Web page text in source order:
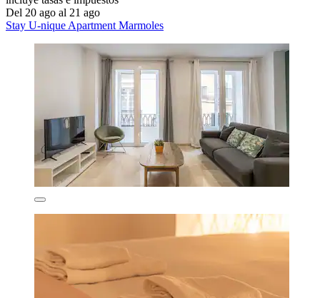
Del 20 ago al 21 ago
Stay U-nique Apartment Marmoles